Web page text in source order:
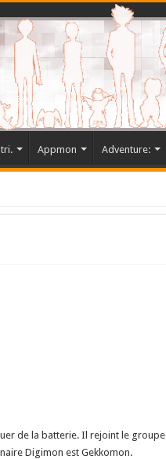
Appmon Adventure:
de la batterie. Il rejoint le groupe
Digimon est Gekkomon.